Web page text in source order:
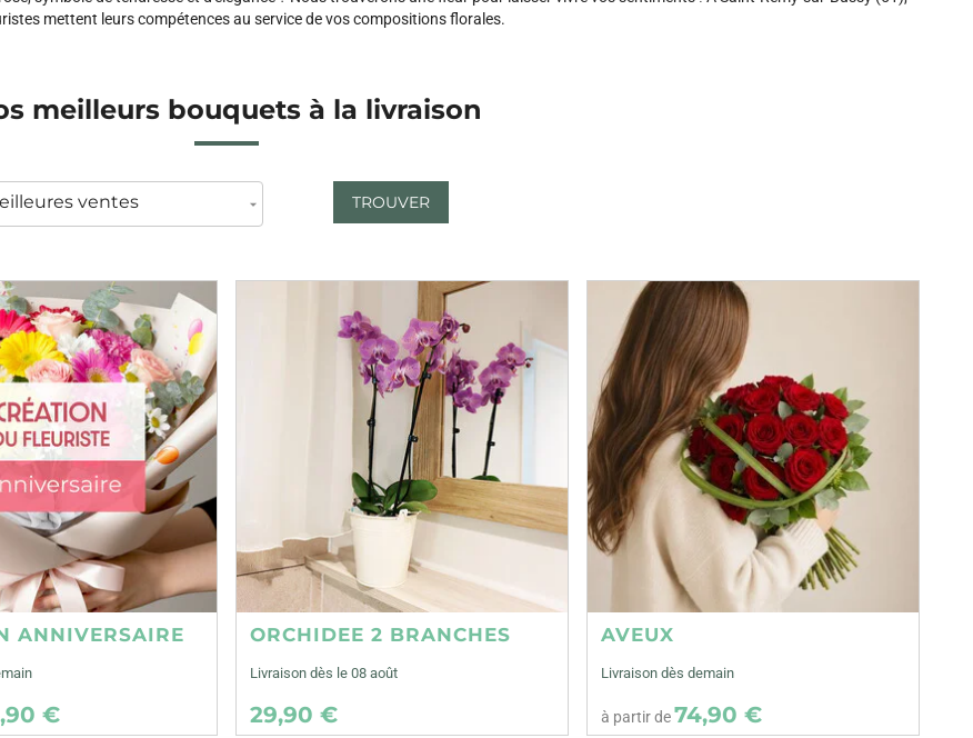
mettent leurs compétences au service de vos compositions florales.
meilleurs bouquets à la livraison
TROUVER
ANNIVERSAIRE
€
ORCHIDEE 2 BRANCHES
Livraison dès le 08 août
29,90 €
AVEUX
Livraison dès demain
à partir de74,90 €